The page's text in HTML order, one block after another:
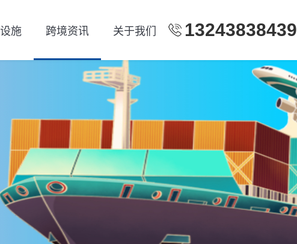
13243838439
施 跨境资讯 关于我们